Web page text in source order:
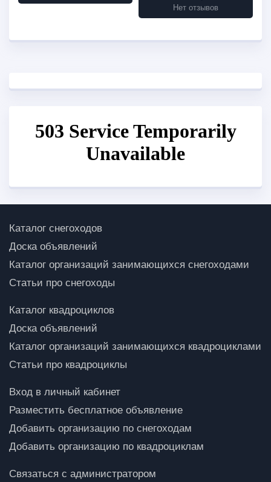
Нет отзывов
Каталог снегоходов
Доска объявлений
Каталог организаций занимающихся снегоходами
Статьи про снегоходы
Каталог квадроциклов
Доска объявлений
Каталог организаций занимающихся квадроциклами
Статьи про квадроциклы
Вход в личный кабинет
Разместить бесплатное объявление
Добавить организацию по снегоходам
Добавить организацию по квадроциклам
Связаться с администратором